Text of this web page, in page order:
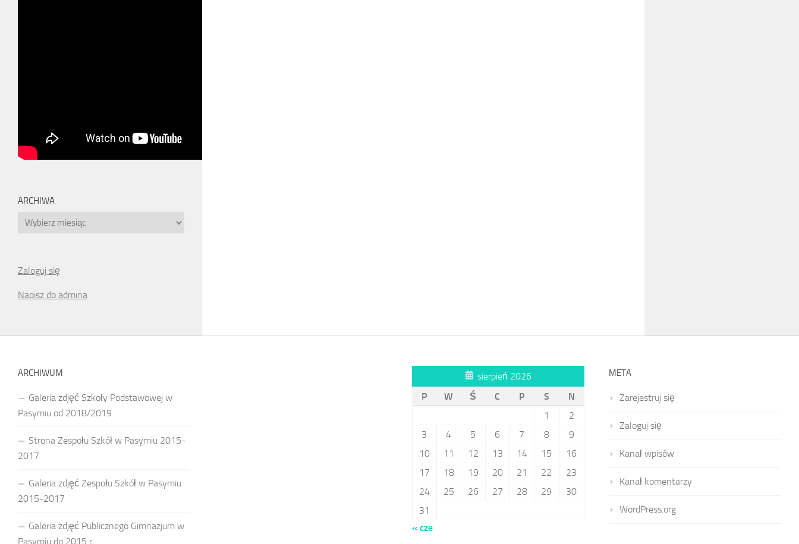
ARCHIWA
Archiwa
Zaloguj się
Napisz do admina
ARCHIWUM
Galeria zdjęć Szkoły Podstawowej w
Pasymiu od 2018/2019
Strona Zespołu Szkół w Pasymiu 2015-
2017
Galeria zdjęć Zespołu Szkół w Pasymiu
2015-2017
Galeria zdjęć Publicznego Gimnazjum w
Pasymiu do 2015 r.
sierpień 2026
P
W Ś C P S
N
1
2
3
4 5 6 7 8
9
10
11 12 13 14 15
16
17
18 19 20 21 22
23
24
25 26 27 28 29
30
31
« cze
META
Zarejestruj się
Zaloguj się
Kanał wpisów
Kanał komentarzy
WordPress.org